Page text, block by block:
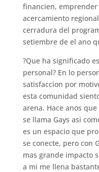
financien,
acercamiento
cerradura del
setiembre de el ano
?Que ha significado
personal? En lo
satisfaccion por
esta comunidad
arena. Hace anos
se llama Gays asi­
es un espacio que
se conecte, pero con
mas grande impacto
a mi me llena